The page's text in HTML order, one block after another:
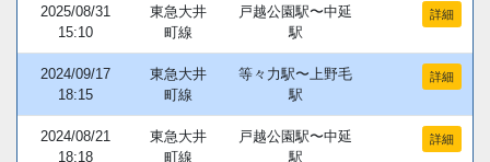
2025/08/31
15:10
東急大井
町線
戸越公園駅〜中延
駅
詳細
2024/09/17
18:15
東急大井
町線
等々力駅〜上野毛
駅
詳細
2024/08/21
18:18
東急大井
町線
戸越公園駅〜中延
駅
詳細